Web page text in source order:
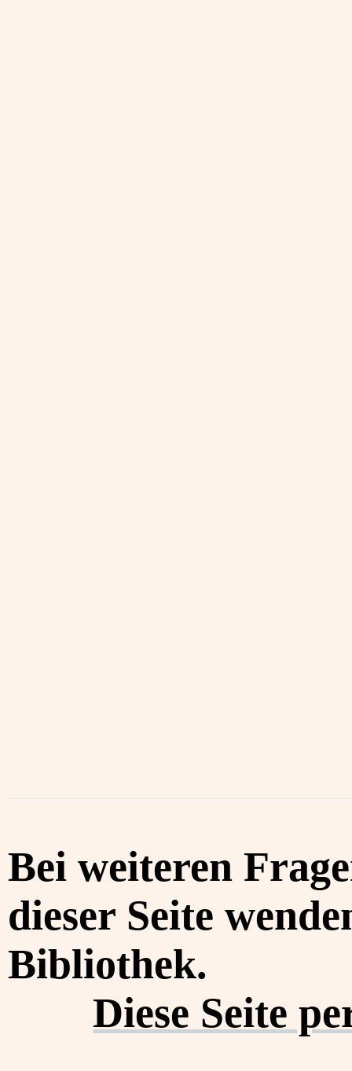
Bei weiteren
dieser Seite
Bibliothek.
Diese Seite